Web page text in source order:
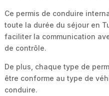
Ce permis de conduire
toute la durée du séjour en
faciliter la communication
de contrôle.
De plus, chaque type de
être conforme au type de
conduire.